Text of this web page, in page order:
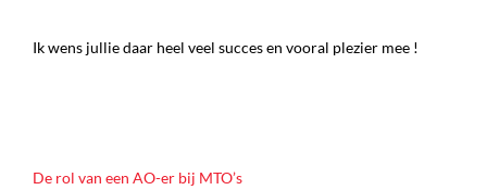
Ik wens jullie daar heel veel succes en vooral plezier mee !
De rol van een AO-er bij MTO’s